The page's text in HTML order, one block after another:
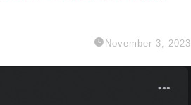
November 3, 2023